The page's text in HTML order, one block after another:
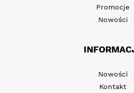
Promocje
Nowości
Nowości
Kontakt